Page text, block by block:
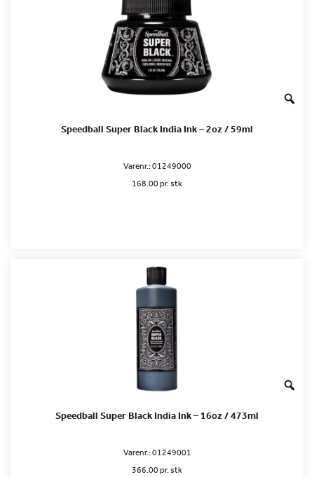
Speedball Super Black India Ink – 2oz / 59ml
Varenr.:01249000
168.00 pr. stk
Speedball Super Black India Ink – 16oz / 473ml
Varenr.:01249001
366.00 pr. stk